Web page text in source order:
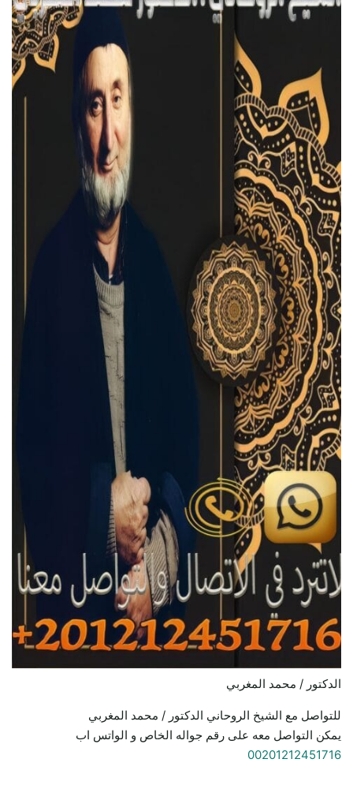
الدكتور / محمد المغربي
للتواصل مع الشيخ الروحاني الدكتور / محمد المغربي
يمكن التواصل معه على رقم جواله الخاص و الواتس اب
00201212451716